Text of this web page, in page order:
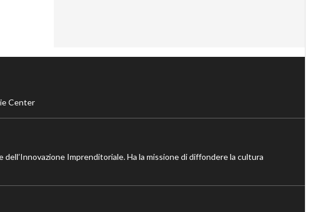
Center
Imprenditoriale. Ha la missione di diffondere la cultura